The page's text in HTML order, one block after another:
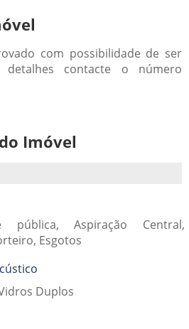
com possibilidade de ser
contacte o número
Imóvel
pública, Aspiração Central,
Esgotos
Duplos